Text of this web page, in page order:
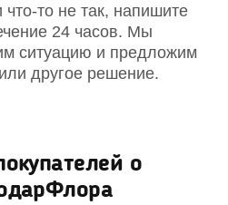
что-то не так, напишите
24 часов. Мы
ситуацию и предложим
другое решение.
о